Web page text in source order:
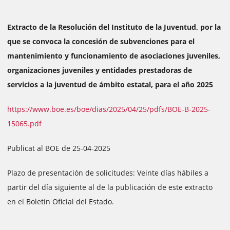
Extracto de la Resolución del Instituto de la Juventud, por la
que se convoca la concesión de subvenciones para el
mantenimiento y funcionamiento de asociaciones juveniles,
organizaciones juveniles y entidades prestadoras de
servicios a la juventud de ámbito estatal, para el año 2025
https://www.boe.es/boe/dias/2025/04/25/pdfs/BOE-B-2025-
15065.pdf
Publicat al BOE de 25-04-2025
Plazo de presentación de solicitudes: Veinte días hábiles a
partir del día siguiente al de la publicación de este extracto
en el Boletín Oficial del Estado.